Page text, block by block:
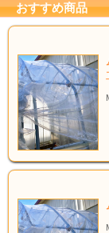
おすすめ商品